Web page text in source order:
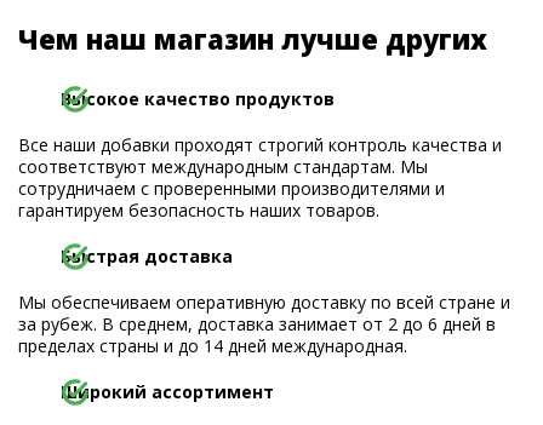
Чем наш магазин лучше других
Высокое качество продуктов
Все наши добавки проходят строгий контроль качества и
соответствуют международным стандартам. Мы
сотрудничаем с проверенными производителями и
гарантируем безопасность наших товаров.
Быстрая доставка
Мы обеспечиваем оперативную доставку по всей стране и
за рубеж. В среднем, доставка занимает от 2 до 6 дней в
пределах страны и до 14 дней международная.
Широкий ассортимент